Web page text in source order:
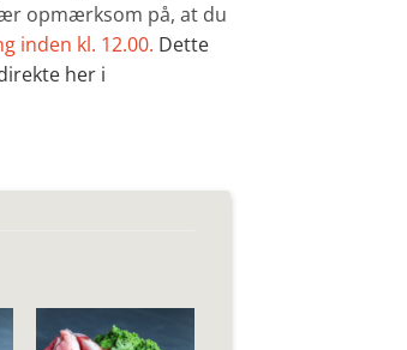
opmærksom på, at du
inden kl. 12.00. Dette
her i